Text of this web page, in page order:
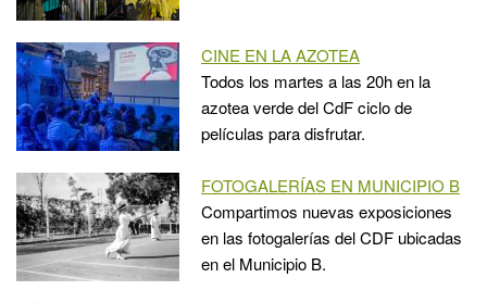
CINE EN LA AZOTEA
Todos los martes a las 20h en la
azotea verde del CdF ciclo de
películas para disfrutar.
FOTOGALERÍAS EN MUNICIPIO B
Compartimos nuevas exposiciones
en las fotogalerías del CDF ubicadas
en el Municipio B.